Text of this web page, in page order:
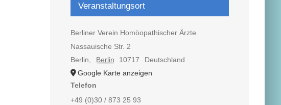
Veranstaltungsort
Berliner Verein Homöopathischer Ärzte
Nassauische Str. 2
Berlin, Berlin 10717
Deutschland
Google Karte anzeigen
Telefon
+49 (0)30 / 873 25 93